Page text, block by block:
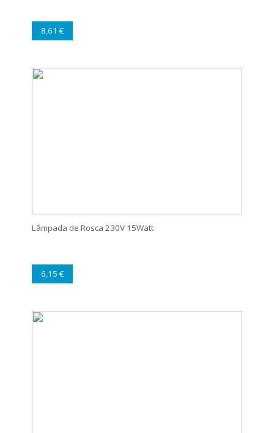
8,61 €
Lâmpada de Rosca 230V 15Watt
6,15 €